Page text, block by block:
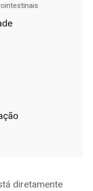
diretamente